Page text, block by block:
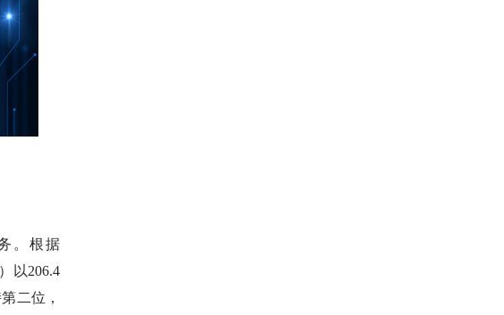
。根据
以206.4
二位，